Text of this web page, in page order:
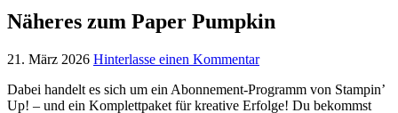
Näheres zum Paper Pumpkin
21. März 2026 Hinterlasse einen Kommentar
Dabei handelt es sich um ein Abonnement-Programm von Stampin’
Up! – und ein Komplettpaket für kreative Erfolge! Du bekommst